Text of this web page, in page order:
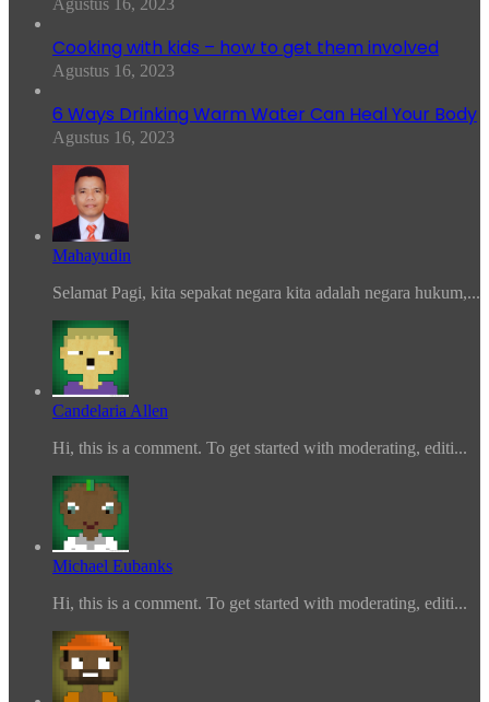
Cooking with kids – how to get them involved
Agustus 16, 2023
6 Ways Drinking Warm Water Can Heal Your Body
Agustus 16, 2023
Mahayudin
Selamat Pagi, kita sepakat negara kita adalah negara hukum,...
Candelaria Allen
Hi, this is a comment. To get started with moderating, editi...
Michael Eubanks
Hi, this is a comment. To get started with moderating, editi...